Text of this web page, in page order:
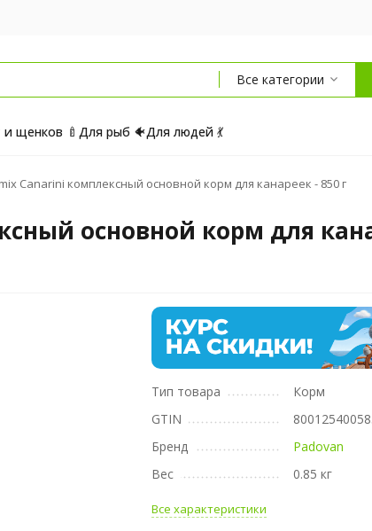
Все категории
щенков 🍼 Для рыб 🐠Для людей 💃
Canarini комплексный основной корм для канареек - 850 г
основной корм для
Тип товара
Корм
GTIN
Бренд
Padovan
Вес
0.85 кг
Все характеристики